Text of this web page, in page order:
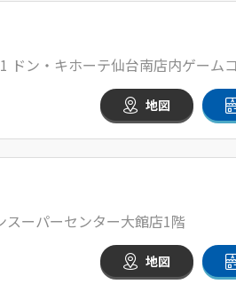
ドン・キホーテ仙台南店内ゲーム
地図
ーパーセンター大館店1階
地図